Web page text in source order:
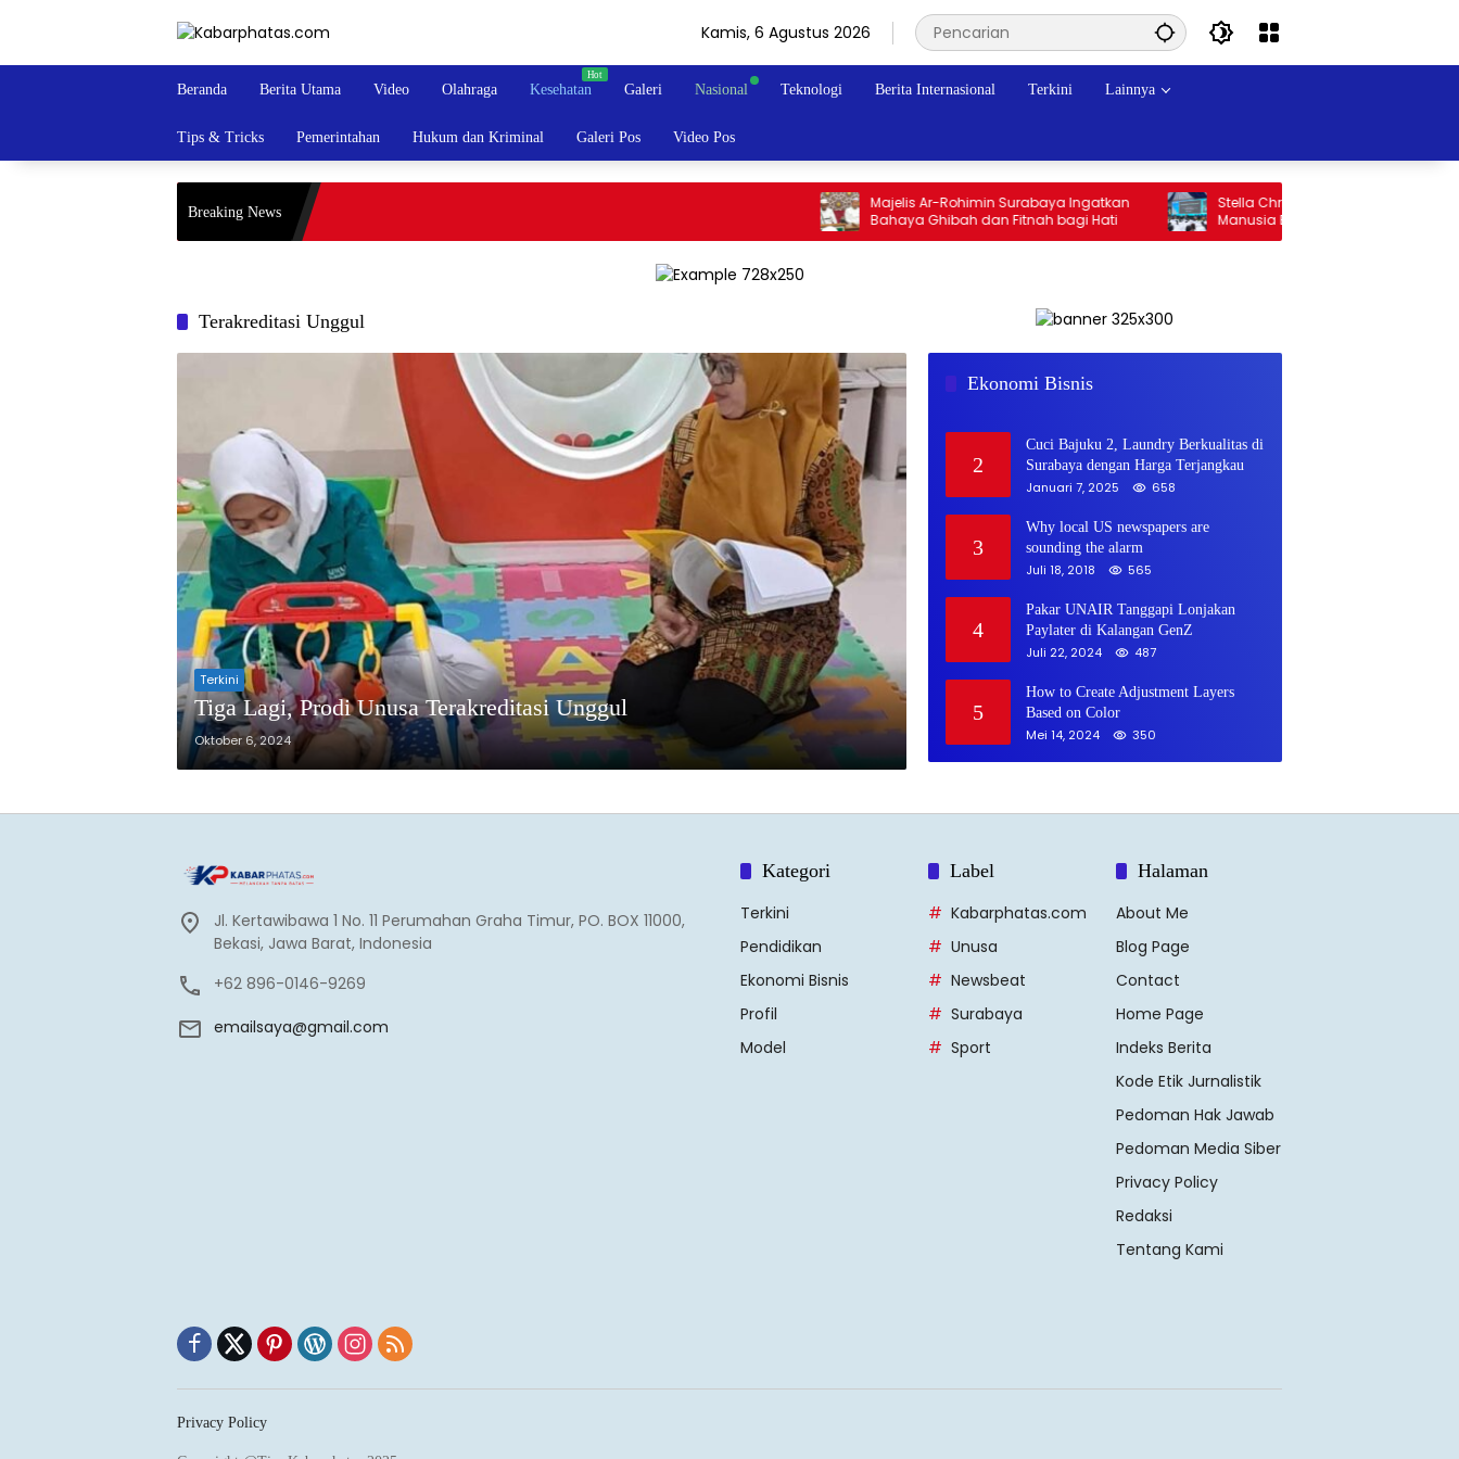
Kamis, 6 Agustus 2026
Beranda Berita Utama Video Olahraga Kesehatan Galeri Nasional Teknologi Berita Internasional Terkini Lainnya
Tips & Tricks Pemerintahan Hukum dan Kriminal Galeri Pos Video Pos
Breaking News
Majelis Ar-Rohimin Surabaya Ingatkan
Bahaya Ghibah dan Fitnah bagi Hati
Stella Christie: AI Tak Bisa Gantikan Cara
Manusia Berpikir Kritis
Terakreditasi Unggul
Terkini
Tiga Lagi, Prodi Unusa Terakreditasi Unggul
Oktober 6, 2024
Ekonomi Bisnis
Juli 18, 2018
2
Cuci Bajuku 2, Laundry Berkualitas di
Surabaya dengan Harga Terjangkau
Januari 7, 2025 658
3
Why local US newspapers are
sounding the alarm
Juli 18, 2018 565
4
Pakar UNAIR Tanggapi Lonjakan
Paylater di Kalangan GenZ
Juli 22, 2024 487
5
How to Create Adjustment Layers
Based on Color
Mei 14, 2024 350
Jl. Kertawibawa 1 No. 11 Perumahan Graha Timur, PO. BOX 11000,
Bekasi, Jawa Barat, Indonesia
+62 896-0146-9269
emailsaya@gmail.com
Kategori
Terkini
Pendidikan
Ekonomi Bisnis
Profil
Model
Label
Kabarphatas.com
Unusa
Newsbeat
Surabaya
Sport
Halaman
About Me
Blog Page
Contact
Home Page
Indeks Berita
Kode Etik Jurnalistik
Pedoman Hak Jawab
Pedoman Media Siber
Privacy Policy
Redaksi
Tentang Kami
Privacy Policy